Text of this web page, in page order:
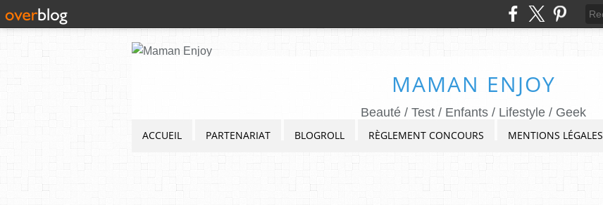
MAMAN ENJOY
Beauté / Test / Enfants / Lifestyle / Geek
ACCUEIL PARTENARIAT BLOGROLL RÈGLEMENT CONCOURS MENTIONS LÉGALES